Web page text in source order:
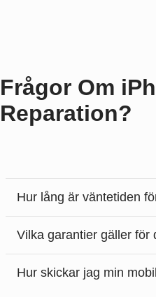
Frågor Om
Reparation?
Hur lång är väntetiden
Vilka garantier gäller för
Hur skickar jag min